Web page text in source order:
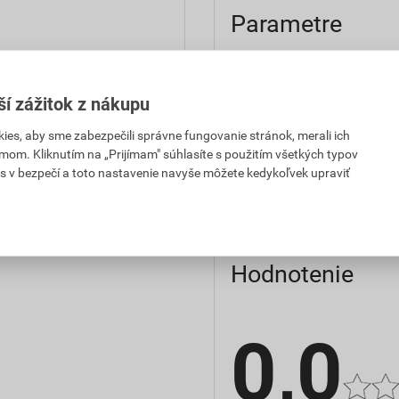
EUR
za ks
1,59 EUR
s DPH za ks
Parametre
výrobca
značka
Hodnotenie
0,0
zážitok z nákupu
aby sme zabezpečili správne fungovanie stránok, merali ich
Kliknutím na „Prijímam" súhlasíte s použitím všetkých typov
v bezpečí a toto nastavenie navyše môžete kedykoľvek upraviť